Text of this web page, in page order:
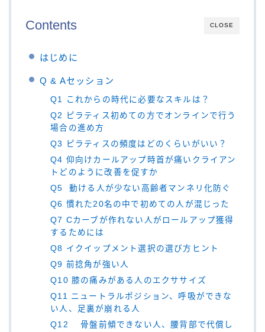
CLOSE
Contents
はじめに
Q & Aセッション
Q1 これからの時代に必要なスキルは？
Q2 ピラティス初めての方でオンラインで行う
場合の進め方
Q3 ピラティスの頻度はどのくらいがいい？
Q4 仰向けカールアップ時首が痛いクライアン
トどのように改善を促すか
Q5 動ける人が少ない高齢者マンネリ化防ぐ
Q6 慣れた20名の中で初めての人が混じった
Q7 Cカーブが作れない人がロールアップ獲得
するためには
Q8 イクイップメント選択の選び方ヒント
Q9 前捻角が強い人
Q10 膝の痛みがある人のエクササイズ
Q11 ニュートラルポジション、呼吸ができな
い人、足裏が崩れる人
Q12 骨盤前傾できない人、腰背部で代償し